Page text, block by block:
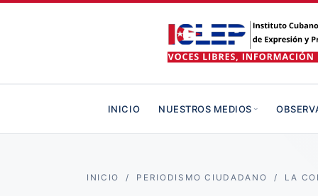
INICIO NUESTROS MEDIOS
INICIO / PERIODISMO CIUDADANO / LA